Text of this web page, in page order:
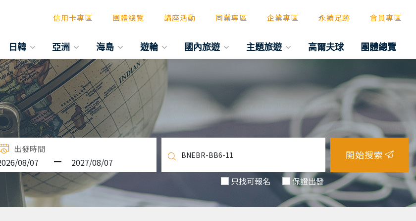
信用卡專區 團體總覽 講座活動 同業專區 企業專區 永續足跡 會員專區
日韓 亞洲 海島 遊輪 國內旅遊 主題旅遊 高爾夫球 團體總覽
出發時間
只找可報名 保證出發
開始搜索